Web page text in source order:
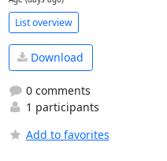
List overview
Download
0 comments
1 participants
Add to favorites